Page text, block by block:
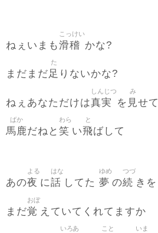
ねぇいまも滑稽
こっけい
かな?
まだまだ足
た
りないかな?
ねぇあなただけは真実
しんじつ
を 見
み
せて
馬鹿
ばか
だねと 笑
わら
い飛
と
ばして
あの夜
よる
に話
はな
してた 夢
ゆめ
の続
つづ
きを
まだ覚
おぼ
えていてくれてますか
いろあ こと いま